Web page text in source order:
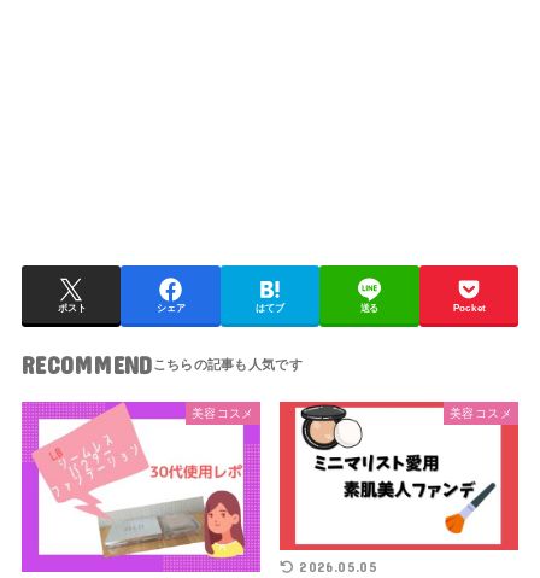
ポスト シェア はてブ 送る Pocket
RECOMMEND
美容コスメ 美容コスメ
2026.05.05